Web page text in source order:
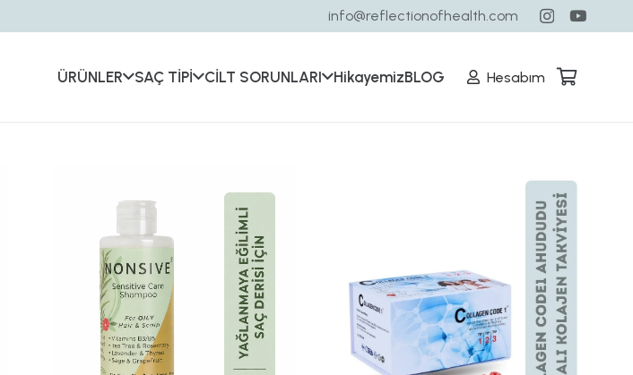
info@reflectionofhealth.com
ÜRÜNLER SAÇ TİPİ CİLT SORUNLARI HikayemizBLOG Hesabım